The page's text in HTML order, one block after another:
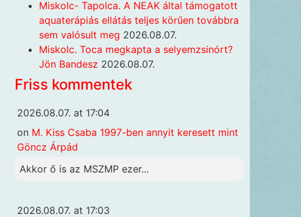
Miskolc- Tapolca. A NEAK által támogatott
aquaterápiás ellátás teljes körűen továbbra
sem valósult meg 2026.08.07.
Miskolc. Toca megkapta a selyemzsinórt?
Jön Bandesz 2026.08.07.
Friss kommentek
2026.08.07. at 17:04
on M. Kiss Csaba 1997-ben annyit keresett mint
Göncz Árpád
Akkor ő is az MSZMP ezer...
2026.08.07. at 17:03